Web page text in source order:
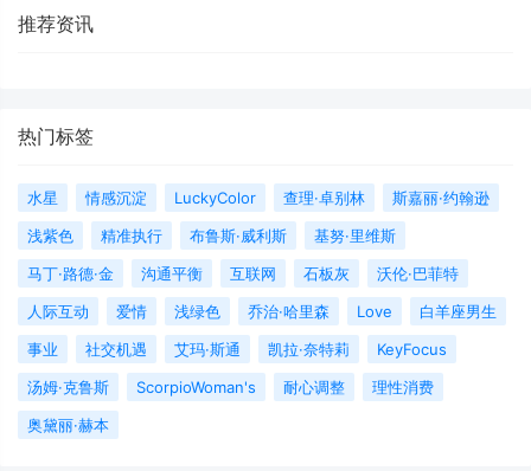
推荐资讯
热门标签
水星 情感沉淀 LuckyColor 查理·卓别林
斯嘉丽·约翰逊
浅紫色
精准执行 布鲁斯·威利斯
基努·里维斯
马丁·路德·金
沟通平衡 互联网 石板灰
沃伦·巴菲特
人际互动
爱情 浅绿色 乔治·哈里森 Love
白羊座男生
事业
社交机遇 艾玛·斯通 凯拉·奈特莉
KeyFocus
汤姆·克鲁斯
ScorpioWoman's 耐心调整
理性消费
奥黛丽·赫本